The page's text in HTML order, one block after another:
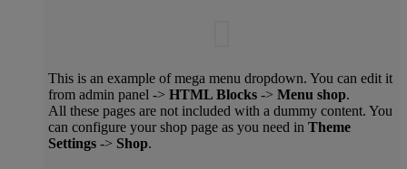
This is an example of mega menu dropdown. You can edit it
from admin panel -> HTML Blocks -> Menu shop.
All these pages are not included with a dummy content. You
can configure your shop page as you need in Theme
Settings -> Shop.